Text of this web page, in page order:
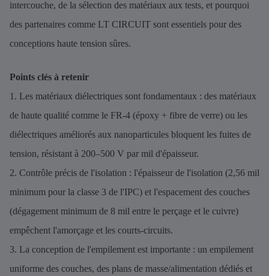
intercouche, de la sélection des matériaux aux tests, et pourquoi
des partenaires comme LT CIRCUIT sont essentiels pour des
conceptions haute tension sûres.
Points clés à retenir
1. Les matériaux diélectriques sont fondamentaux : des matériaux
de haute qualité comme le FR-4 (époxy + fibre de verre) ou les
diélectriques améliorés aux nanoparticules bloquent les fuites de
tension, résistant à 200–500 V par mil d'épaisseur.
2. Contrôle précis de l'isolation : l'épaisseur de l'isolation (2,56 mil
minimum pour la classe 3 de l'IPC) et l'espacement des couches
(dégagement minimum de 8 mil entre le perçage et le cuivre)
empêchent l'amorçage et les courts-circuits.
3. La conception de l'empilement est importante : un empilement
uniforme des couches, des plans de masse/alimentation dédiés et